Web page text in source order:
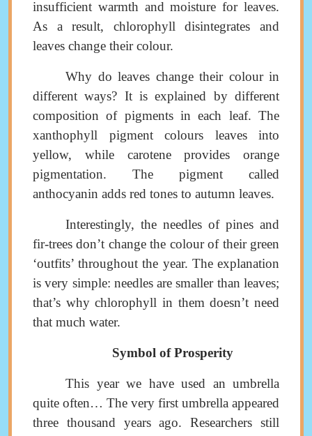
insufficient warmth and moisture for leaves.
As a result, chlorophyll disintegrates and
leaves change their colour.
Why do leaves change their colour in
different ways? It is explained by different
composition of pigments in each leaf. The
xanthophyll pigment colours leaves into
yellow, while caroteneprovides orange
pigmentation. The pigment called
anthocyanin adds red tones to autumn leaves.
Interestingly, the needles of pines and
fir-trees don’t change the colour of their green
‘outfits’ throughout the year. The explanation
is very simple: needles are smaller than leaves;
that’s why chlorophyll in them doesn’t need
that much water.
Symbol of Prosperity
This year we have used an umbrella
quite often… The very first umbrella appeared
three thousand years ago. Researchers still